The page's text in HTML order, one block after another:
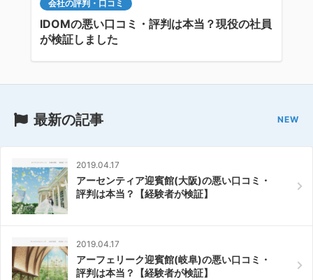
会社の評判・口コミ
IDOMの悪い口コミ・評判は本当？現役の社員
が検証しました
最新の記事
2019.04.17
アーセンティア迎賓館(大阪)の悪い口コミ・
評判は本当？【経験者が検証】
2019.04.17
アーフェリーク迎賓館(岐阜)の悪い口コミ・
評判は本当？【経験者が検証】